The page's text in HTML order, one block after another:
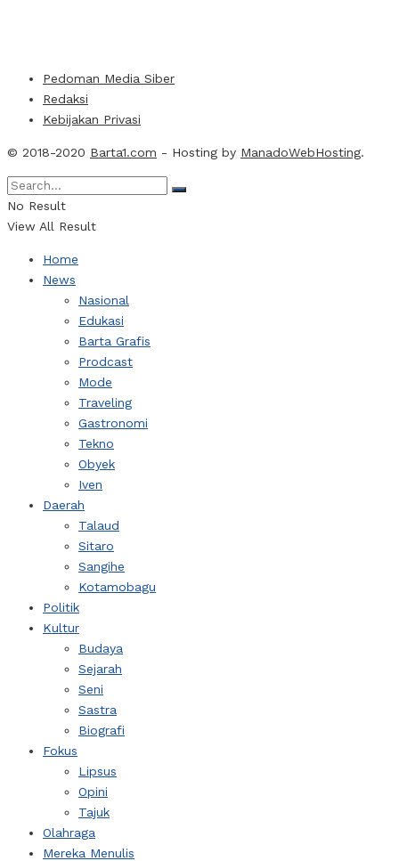
Pedoman Media Siber
Redaksi
Kebijakan Privasi
© 2018-2020 Barta1.com - Hosting by ManadoWebHosting.
No Result
View All Result
Home
News
Nasional
Edukasi
Barta Grafis
Prodcast
Mode
Traveling
Gastronomi
Tekno
Obyek
Iven
Daerah
Talaud
Sitaro
Sangihe
Kotamobagu
Politik
Kultur
Budaya
Sejarah
Seni
Sastra
Biografi
Fokus
Lipsus
Opini
Tajuk
Olahraga
Mereka Menulis